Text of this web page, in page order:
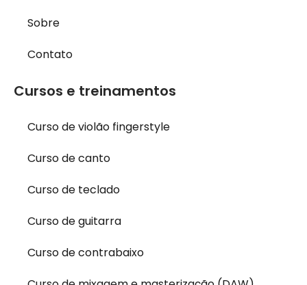
Sobre
Contato
Cursos e treinamentos
Curso de violão fingerstyle
Curso de canto
Curso de teclado
Curso de guitarra
Curso de contrabaixo